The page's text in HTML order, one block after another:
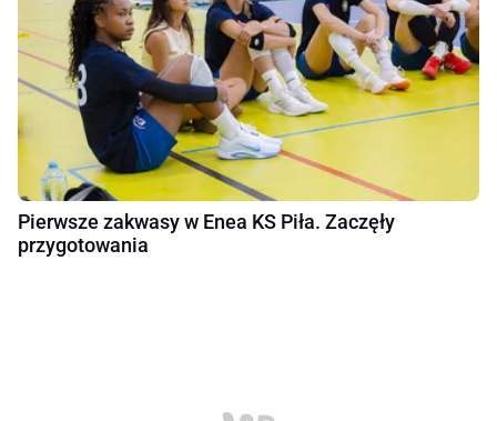
Pierwsze zakwasy w Enea KS Piła. Zaczęły
przygotowania